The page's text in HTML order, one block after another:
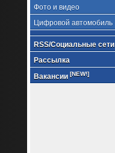
Фото и видео
Цифровой автомобиль
RSS/Социальные сети
Рассылка
Вакансии [NEW!]